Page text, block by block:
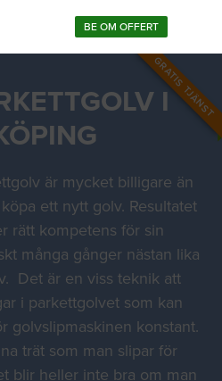
BE OM OFFERT
GRATIS TJÄNST
I
är mycket billigare än
ett nytt golv. Resultatet
rätt kompetens för sin
många gånger nästan lika
Det är en viss teknik att
i parkettgolvet som kan
golvslipmaskinen konstant.
trät som man slipar för
blir heller inte bra om man